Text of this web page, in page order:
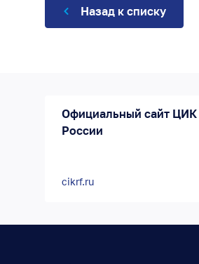
Назад к списку
Официальный сайт ЦИК
России
cikrf.ru